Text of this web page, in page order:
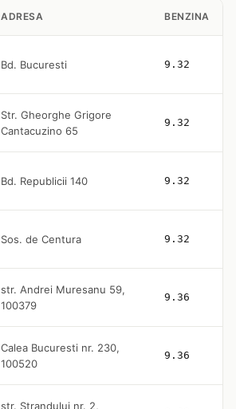
ADRESA BENZINA
Bd. Bucuresti 9.32
Str. Gheorghe Grigore
Cantacuzino 65
9.32
Bd. Republicii 140 9.32
Sos. de Centura 9.32
str. Andrei Muresanu 59,
100379
9.36
Calea Bucuresti nr. 230,
100520
9.36
str. Strandului nr. 2,